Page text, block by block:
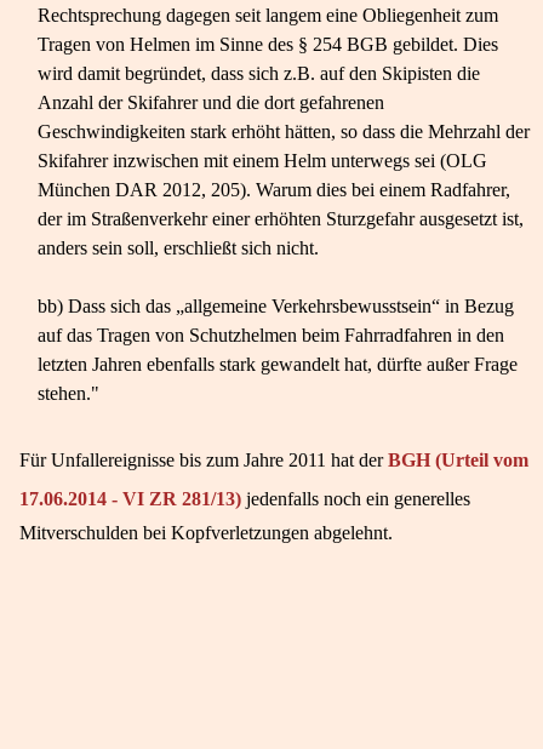
Rechtsprechung dagegen seit langem eine Obliegenheit zum
Tragen von Helmen im Sinne des § 254 BGB gebildet. Dies
wird damit begründet, dass sich z.B. auf den Skipisten die
Anzahl der Skifahrer und die dort gefahrenen
Geschwindigkeiten stark erhöht hätten, so dass die Mehrzahl der
Skifahrer inzwischen mit einem Helm unterwegs sei (OLG
München DAR 2012, 205). Warum dies bei einem Radfahrer,
der im Straßenverkehr einer erhöhten Sturzgefahr ausgesetzt ist,
anders sein soll, erschließt sich nicht.
bb) Dass sich das „allgemeine Verkehrsbewusstsein“ in Bezug
auf das Tragen von Schutzhelmen beim Fahrradfahren in den
letzten Jahren ebenfalls stark gewandelt hat, dürfte außer Frage
stehen."
Für Unfallereignisse bis zum Jahre 2011 hat derBGH (Urteil vom
17.06.2014 - VI ZR 281/13) jedenfalls noch ein generelles
Mitverschulden bei Kopfverletzungen abgelehnt.